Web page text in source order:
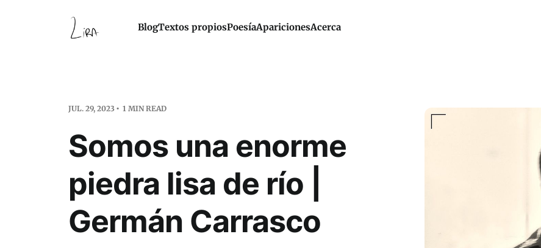
BlogTextos propiosPoesíaAparicionesAcerca
JUL. 29, 2023 1 MIN READ
Somos una enorme
piedra lisa de río |
Germán Carrasco